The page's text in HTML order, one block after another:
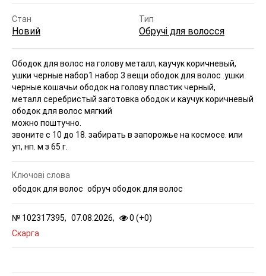
Стан
Новий
Тип
Обручі для волосся
Ободок для волос на голову металл, каучук коричневый,
ушки черные набор1 набор 3 вещи ободок для волос .ушки
черные кошачьи ободок на голову пластик черный,
металл серебристый заготовка ободок и каучук коричневый
ободок для волос мягкий
можно поштучно.
звоните с 10 до 18. забирать в запорожье на космосе. или
уп, нп. м з 65 г.
№ 102317395, 07.08.2026, 0 (+0)
Скарга
Ключові слова
ободок для волос обруч ободок для волос